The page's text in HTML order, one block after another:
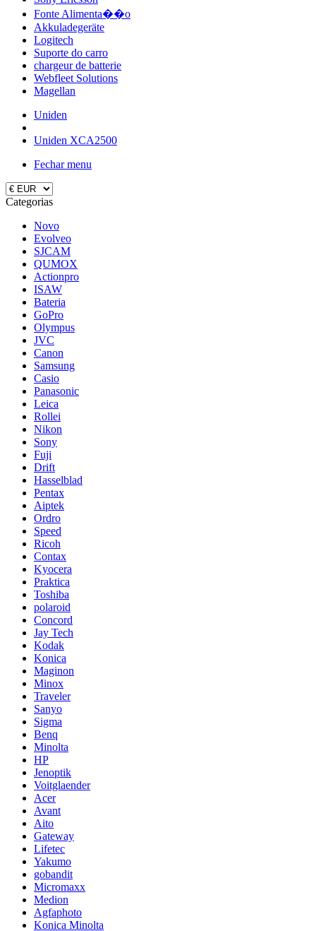
Fonte Alimenta��o
Akkuladegeräte
Logitech
Suporte do carro
chargeur de batterie
Webfleet Solutions
Magellan
Uniden
Uniden XCA2500
Fechar menu
Categorias
Novo
Evolveo
SJCAM
QUMOX
Actionpro
ISAW
Bateria
GoPro
Olympus
JVC
Canon
Samsung
Casio
Panasonic
Leica
Rollei
Nikon
Sony
Fuji
Drift
Hasselblad
Pentax
Aiptek
Ordro
Speed
Ricoh
Contax
Kyocera
Praktica
Toshiba
polaroid
Concord
Jay Tech
Kodak
Konica
Maginon
Minox
Traveler
Sanyo
Sigma
Benq
Minolta
HP
Jenoptik
Voitglaender
Acer
Avant
Aito
Gateway
Lifetec
Yakumo
gobandit
Micromaxx
Medion
Agfaphoto
Konica Minolta